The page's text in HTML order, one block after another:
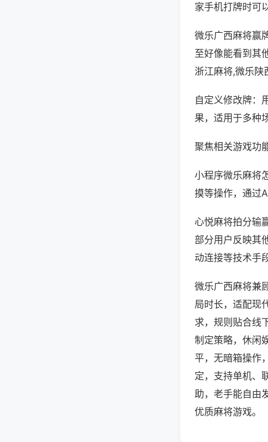
家手机打牌时可
微乐广西麻将赢
至好像能看到其
浙江麻将,微乐陕
自定义修改牌：
果，适用于多种
聚焦相关游戏功
小程序微乐麻将
摸等操作，通过
心悦麻将拍分输
部分用户反映其
动连接等技术手
微乐广西麻将兼
局时长，适配现
求，规则贴合线
制定策略，休闲
平，无暗箱操作
定，支持单机、
助，老手能自由
优质麻将游戏。